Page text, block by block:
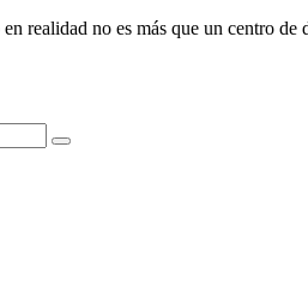
realidad no es más que un centro